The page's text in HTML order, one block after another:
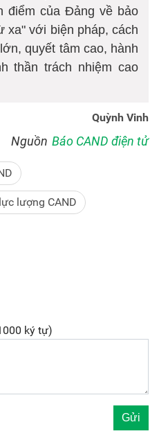
điểm của Đảng về bảo
xa" với biện pháp, cách
quyết tâm cao, hành
thần trách nhiệm cao
Quỳnh Vinh
Nguồn Báo CAND điện tử
lượng CAND
ký tự)